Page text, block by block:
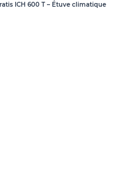
ICH 600 T – Étuve climatique